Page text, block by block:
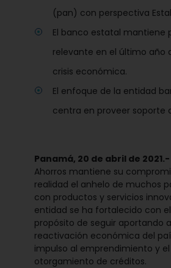
(pan) con perspectiva
El banco estatal mantiene
relevante en el último año
crisis económica.
El enfoque de la entidad
centra en proveer soporte
Panamá, 20 de abril de 2021.-
Ahorros mantiene su
realidad el anhelo de muchos
con productos y servicios
entidad se ha fortalecido con
propósito de seguir aportando
reactivación económica del
impulso al emprendimiento y el
otorgamiento de créditos.